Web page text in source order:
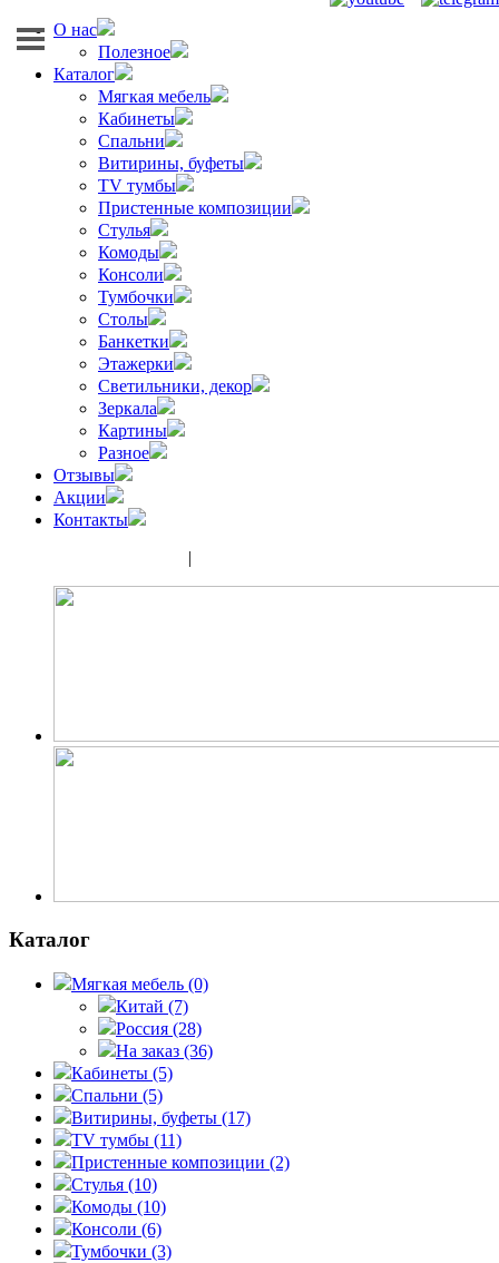
О нас
Полезное
Каталог
Мягкая мебель
Кабинеты
Спальни
Витирины, буфеты
TV тумбы
Пристенные композиции
Стулья
Комоды
Консоли
Тумбочки
Столы
Банкетки
Этажерки
Светильники, декор
Зеркала
Картины
Разное
Отзывы
Акции
Контакты
|
Каталог
Мягкая мебель (0)
Китай (7)
Россия (28)
На заказ (36)
Кабинеты (5)
Спальни (5)
Витирины, буфеты (17)
TV тумбы (11)
Пристенные композиции (2)
Стулья (10)
Комоды (10)
Консоли (6)
Тумбочки (3)